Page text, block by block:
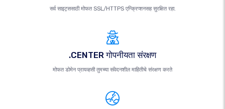
सर्व साइट्ससाठी मोफत SSL/HTTPS एन्क्रिप्शनसह सुरक्षित रहा.
.CENTER गोपनीयता संरक्षण
मोफत डोमेन प्रायव्हसी तुमच्या संवेदनशील माहितीचे संरक्षण करते